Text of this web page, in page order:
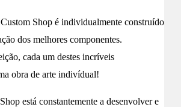
Shop é individualmente construído
dos melhores componentes.
cada um destes incríveis
obra de arte indivídual!
está constantemente a desenvolver e